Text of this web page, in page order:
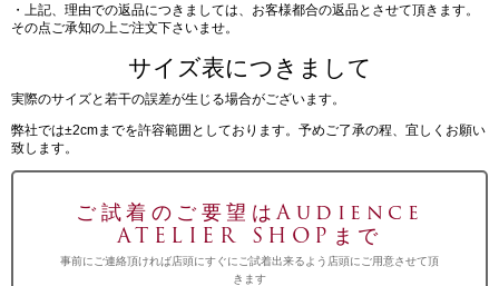
・上記、理由での返品につきましては、お客様都合の返品とさせて頂きます。
その点ご承知の上ご注文下さいませ。
サイズ表につきまして
実際のサイズと若干の誤差が生じる場合がございます。
弊社では±2cmまでを許容範囲としております。予めご了承の程、宜しくお願い
致します。
ご試着のご要望はAudience
ATELIER SHOPまで
事前にご連絡頂ければ店頭にすぐにご試着出来るよう店頭にご用意させて頂
きます